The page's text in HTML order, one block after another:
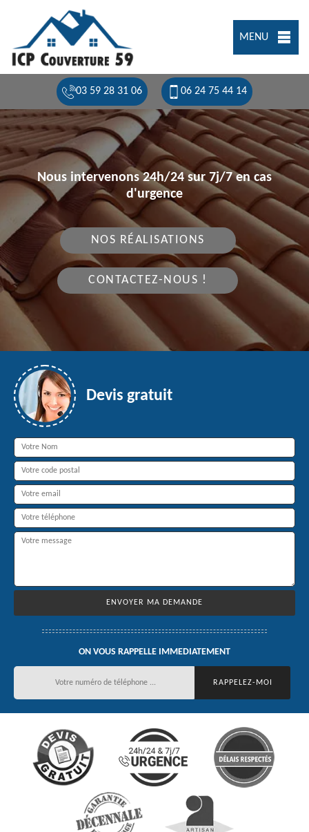
MENU
03 59 28 31 06 06 24 75 44 14
Nous intervenons 24h/24 sur 7j/7 en cas
d'urgence
NOS RÉALISATIONS
CONTACTEZ-NOUS !
Devis gratuit
ON VOUS RAPPELLE IMMEDIATEMENT